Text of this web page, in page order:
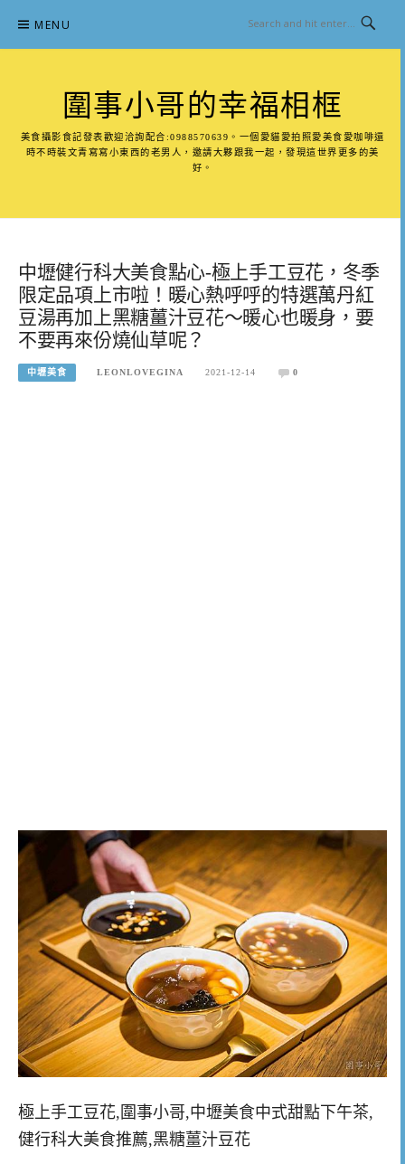
content
MENU
圍事小哥的幸福相框
美食攝影食記發表歡迎洽詢配合:0988570639。一個愛貓愛拍照愛美食愛咖啡還
時不時裝文青寫寫小東西的老男人，邀請大夥跟我一起，發現這世界更多的美
好。
中壢健行科大美食點心-極上手工豆花，冬季
限定品項上市啦！暖心熱呼呼的特選萬丹紅
豆湯再加上黑糖薑汁豆花～暖心也暖身，要
不要再來份燒仙草呢？
中壢美食 LEONLOVEGINA 2021-12-14 0
極上手工豆花,圍事小哥,中壢美食中式甜點下午茶,
健行科大美食推薦,黑糖薑汁豆花